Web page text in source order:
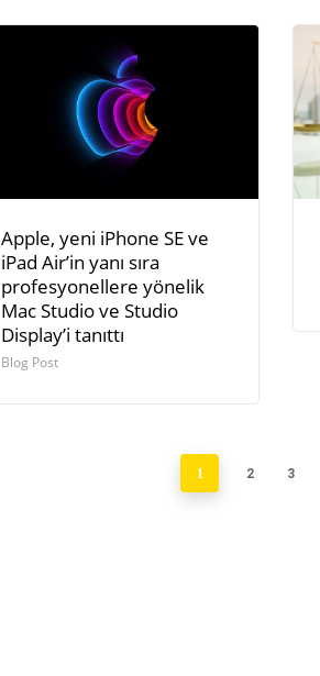
Apple, yeni iPhone SE ve
iPad Air’in yanı sıra
profesyonellere yönelik
Mac Studio ve Studio
Display’i tanıttı
Blog Post
1 2 3